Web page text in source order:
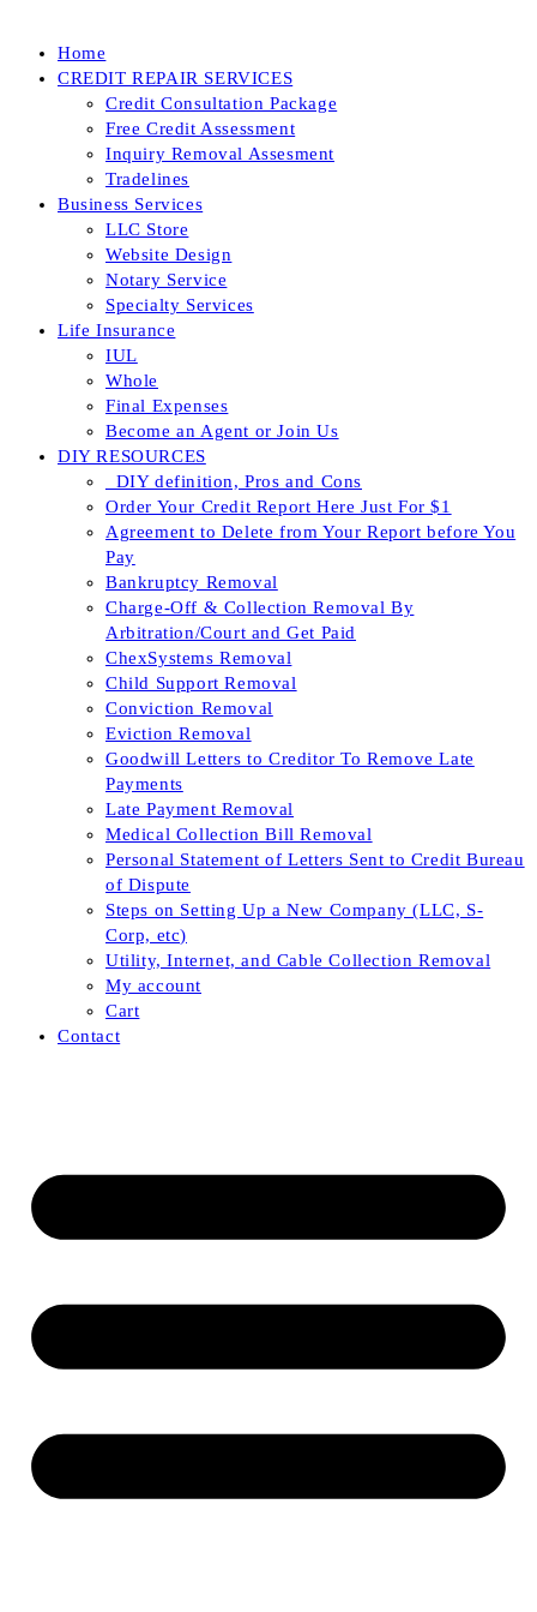
Home
CREDIT REPAIR SERVICES
Credit Consultation Package
Free Credit Assessment
Inquiry Removal Assesment
Tradelines
Business Services
LLC Store
Website Design
Notary Service
Specialty Services
Life Insurance
IUL
Whole
Final Expenses
Become an Agent or Join Us
DIY RESOURCES
_DIY definition, Pros and Cons
Order Your Credit Report Here Just For $1
Agreement to Delete from Your Report before You
Pay
Bankruptcy Removal
Charge-Off & Collection Removal By
Arbitration/Court and Get Paid
ChexSystems Removal
Child Support Removal
Conviction Removal
Eviction Removal
Goodwill Letters to Creditor To Remove Late
Payments
Late Payment Removal
Medical Collection Bill Removal
Personal Statement of Letters Sent to Credit Bureau
of Dispute
Steps on Setting Up a New Company (LLC, S-
Corp, etc)
Utility, Internet, and Cable Collection Removal
My account
Cart
Contact